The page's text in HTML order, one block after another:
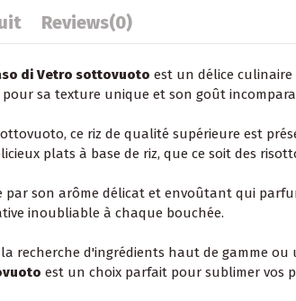
Reviews(0)
di Vetro sottovuoto est un délice
sa texture unique et son goût
ce riz de qualité supérieure est
plats à base de riz, que ce soit des
par son arôme délicat et envoûtant qui
inoubliable à chaque bouchée.
recherche d'ingrédients haut de gamme
est un choix parfait pour sublimer vos